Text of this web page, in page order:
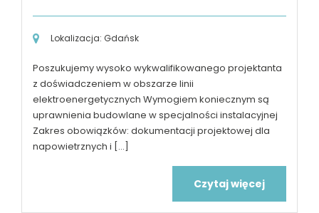
Lokalizacja: Gdańsk
Poszukujemy wysoko wykwalifikowanego projektanta
z doświadczeniem w obszarze linii
elektroenergetycznych Wymogiem koniecznym są
uprawnienia budowlane w specjalności instalacyjnej
Zakres obowiązków: dokumentacji projektowej dla
napowietrznych i [...]
Czytaj więcej